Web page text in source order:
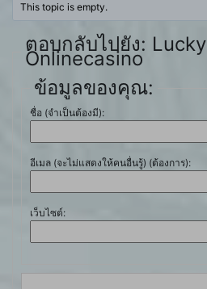
This topic is empty.
ตอบกลับไปยัง:
Onlinecasino
ข้อมูลของคุณ:
ชื่อ (จำเป็นต้องมี):
อีเมล (จะไม่แสดงให้คนอื่นรู้) (ต้องการ):
เว็บไซต์: